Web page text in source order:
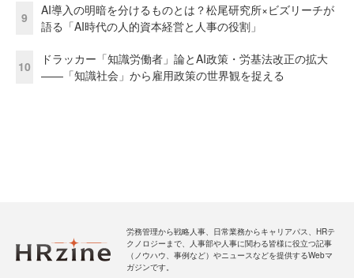
9
AI導入の明暗を分けるものとは？松尾研究所×ビズリーチが
語る「AI時代の人的資本経営と人事の役割」
10
ドラッカー「知識労働者」論とAI政策・労基法改正の拡大
——「知識社会」から雇用政策の世界観を捉える
労務管理から戦略人事、日常業務からキャリアパス、HRテ
クノロジーまで、人事部や人事に関わる皆様に役立つ記事
（ノウハウ、事例など）やニュースなどを提供するWebマ
ガジンです。